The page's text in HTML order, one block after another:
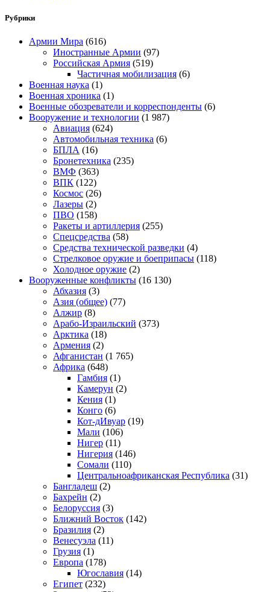
Рубрики
Армии Мира (616)
Иностранные Армии (97)
Российская Армия (519)
Частичная мобилизация (6)
Военная наука (1)
Военная хроника (1)
Военные обозреватели и корреспонденты (6)
Вооружение и технологии (1 987)
Авиация (624)
Автомобильная техника (6)
БПЛА (16)
Бронетехника (235)
ВМФ (363)
ВПК (122)
Космос (26)
Лазеры (2)
ПВО (158)
Ракеты и артиллерия (255)
Спецсредства (58)
Средства технической разведки (4)
Стрелковое оружие и боеприпасы (118)
Холодное оружие (2)
Вооруженные конфликты (16 130)
Абхазия (3)
Азия (общее) (77)
Алжир (8)
Арабо-Израильский (373)
Арктика (18)
Армения (2)
Афганистан (1 765)
Африка (648)
Гамбия (1)
Камерун (2)
Кения (1)
Конго (6)
Кот-дИвуар (19)
Мали (106)
Нигер (11)
Нигерия (146)
Сомали (110)
Центральноафриканская Республика (31)
Бангладеш (2)
Бахрейн (2)
Белоруссия (3)
Ближний Восток (142)
Бразилия (2)
Венесуэла (11)
Грузия (1)
Европа (178)
Югославия (14)
Египет (232)